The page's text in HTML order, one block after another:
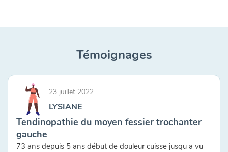
Témoignages
23 juillet 2022
LYSIANE
Tendinopathie du moyen fessier trochanter
gauche
73 ans depuis 5 ans début de douleur cuisse jusqu a vu